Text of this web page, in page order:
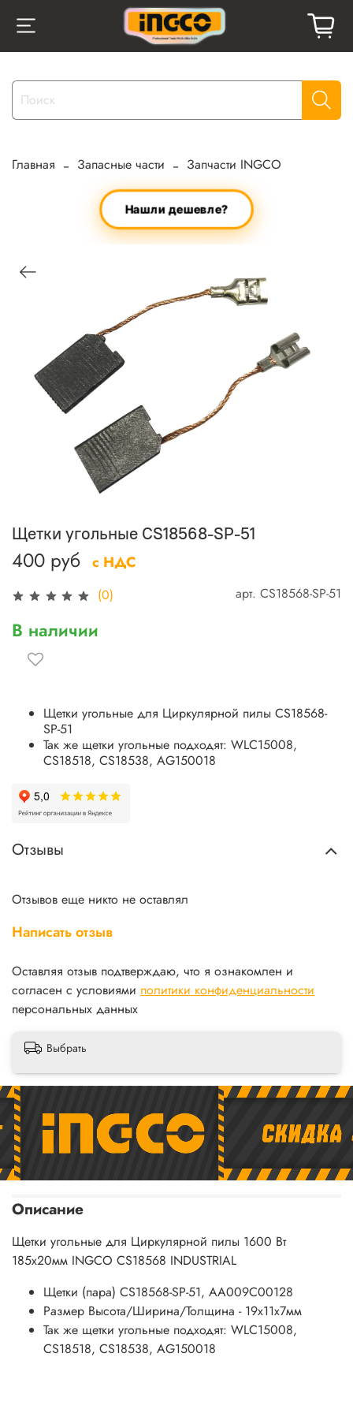
Главная Запасные части Запчасти INGCO
Нашли дешевле?
(0) арт. CS18568-SP-51
Щетки угольные CS18568-SP-51
400 руб с НДС
В наличии
Щетки угольные для Циркулярной пилы CS18568-
SP-51
Так же щетки угольные подходят: WLC15008,
CS18518, CS18538, AG150018
Отзывы
Отзывов еще никто не оставлял
Написать отзыв
Оставляя отзыв подтверждаю, что я ознакомлен и
согласен с условиями политики конфиденциальности
персональных данных
Выбрать
Описание
Щетки угольные для Циркулярной пилы 1600 Вт
185х20мм INGCO CS18568 INDUSTRIAL
Щетки (пара) CS18568-SP-51, AA009C00128
Размер Высота/Ширина/Толщина - 19х11х7мм
Так же щетки угольные подходят: WLC15008,
CS18518, CS18538, AG150018